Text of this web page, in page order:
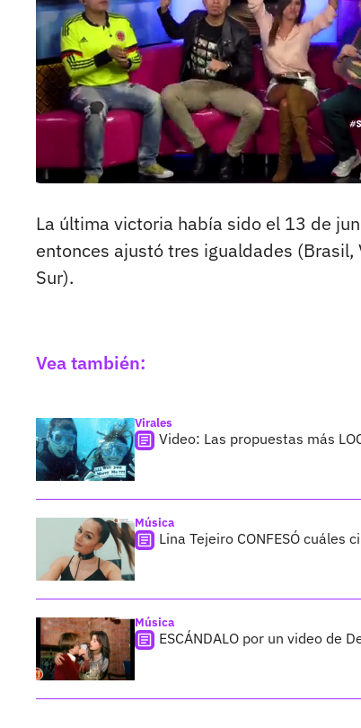
La última victoria había sido el 13 de
entonces ajustó tres igualdades (Brasil,
Sur).
Vea también:
Virales
Video: Las propuestas más
Música
Lina Tejeiro CONFESÓ cuáles
Música
ESCÁNDALO por un video de